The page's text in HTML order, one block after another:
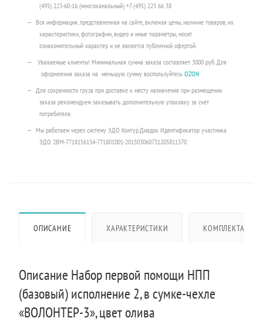
(495) 223-60-16 (многоканальный) +7 (495) 223 66 38
Вся информация, представленная на сайте, включая цены, наличие товаров, их
характеристики, фотографии, видео и иные параметры, носит
ознакомительный характер и не является публичной офертой.
Уважаемые клиенты! Минимальная сумма заказа составляет 3000 руб. Для
оформления заказа на меньшую сумму воспользуйтесь OZON
Для сохранности груза при доставке к месту назначения при размещении
заказа рекомендуем заказывать дополнительную упаковку за счет
потребителя.
Мы работаем через систему ЭДО Контур.Диадок Идентификатор участника
ЭДО 2BM-7718156134-771801001-201503060731205811370
ОПИСАНИЕ ХАРАКТЕРИСТИКИ КОМПЛЕКТАЦИЯ
Описание Набор первой помощи НПП
(базовый) исполнение 2, в сумке-чехле
«ВОЛОНТЕР-3», цвет олива